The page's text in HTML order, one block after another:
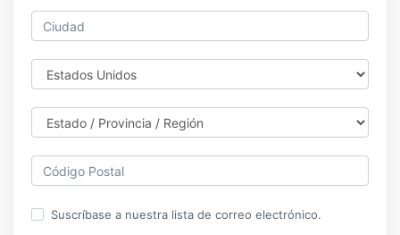
Suscríbase a nuestra lista de correo electrónico.